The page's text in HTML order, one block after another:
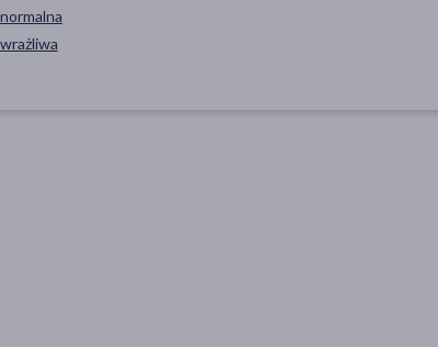
normalna
wrażliwa